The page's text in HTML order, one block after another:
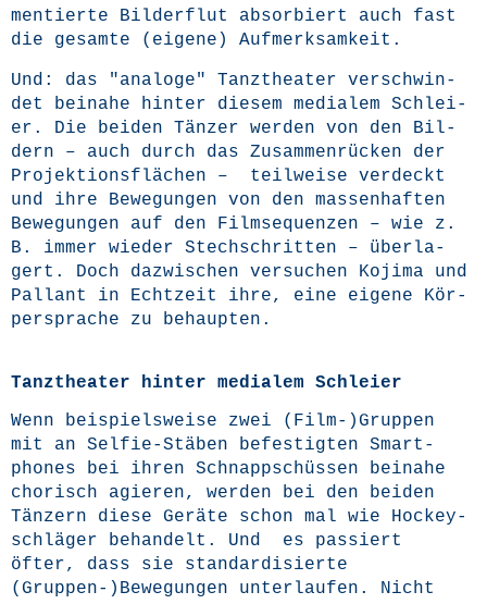
men­tier­te Bil­der­flut absor­biert auch fast
die gesam­te (eige­ne) Aufmerksamkeit.
Und: das "ana­lo­ge" Tanz­thea­ter ver­schwin­
det bei­na­he hin­ter die­sem media­lem Schlei­
er. Die bei­den Tän­zer wer­den von den Bil­
dern – auch durch das Zusam­men­rü­cken der
Pro­jek­ti­ons­flä­chen – teil­wei­se ver­deckt
und ihre Bewe­gun­gen von den mas­sen­haf­ten
Bewe­gun­gen auf den Film­se­quen­zen – wie z.
B. immer wie­der Stech­schrit­ten – über­la­
gert. Doch dazwi­schen ver­su­chen Koji­ma und
Pal­lant in Echt­zeit ihre, eine eige­ne Kör­
per­spra­che zu behaupten.
Tanztheater hinter medialem Schleier
Wenn bei­spiels­wei­se zwei (Film-)Gruppen
mit an Sel­fie-Stä­ben befes­tig­ten Smart­
phones bei ihren Schnapp­schüs­sen bei­na­he
cho­risch agie­ren, wer­den bei den bei­den
Tän­zern die­se Gerä­te schon mal wie Hockey­
schlä­ger behan­delt. Und es pas­siert
öfter, dass sie stan­dar­di­sier­te
(Gruppen-)Bewegungen unter­lau­fen. Nicht